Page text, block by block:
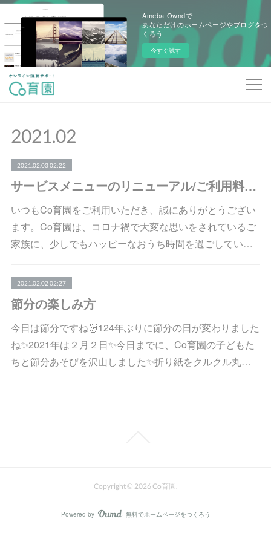
Ameba Owndで
あなただけのホームページやブログをつ
くろう
今すぐ試す
2021.02
2021.02.03 02:22
サービスメニューのリニューアル/ご利用料金変更のお知らせ（2/8から）
いつもCo育園をご利用いただき、誠にありがとうござい
ます。Co育園は、コロナ禍で大変な思いをされているご
家族に、少しでもハッピーなおうち時間を過ごしてい…
2021.02.02 02:27
節分の楽しみ方
今日は節分ですね👹124年ぶりに節分の日が変わりました
ね✨2021年は２月２日✨今日までに、Co育園の子どもた
ちと節分あそびを沢山しました✨折り紙をクルクル丸…
Copyright © 2026 Co育園.
Powered by AmebaOwnd
無料でホームページをつくろう